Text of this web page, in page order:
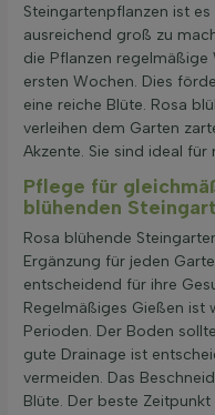
Steingartenpflanzen ist
ausreichend groß zu
die Pflanzen
ersten Wochen. Dies
eine reiche Blüte. Rosa
verleihen dem Garten
Akzente. Sie sind ideal
Pflege für
blühenden
Rosa blühende
Ergänzung für jeden
entscheidend für ihre
Regelmäßiges Gießen ist
Perioden. Der Boden
gute Drainage ist
vermeiden. Das
Blüte. Der beste